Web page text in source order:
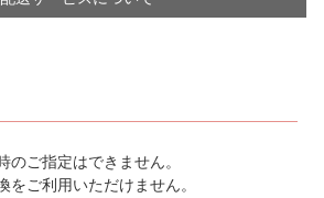
のご指定はできません。
をご利用いただけません。